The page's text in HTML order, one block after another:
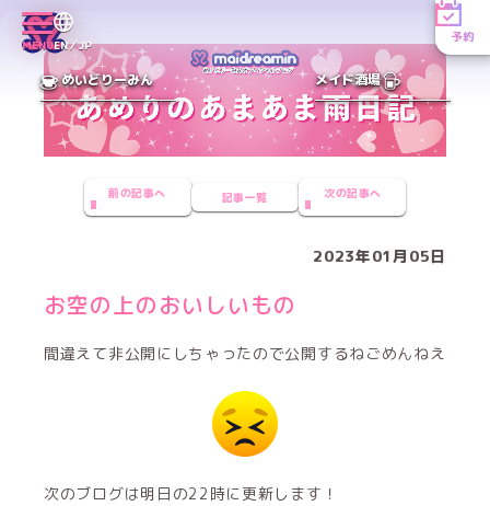
MENUEN／JP
予約
めいどりーみん メイド酒場
前の記事へ 記事一覧 次の記事へ
2023年01月05日
お空の上のおいしいもの
間違えて非公開にしちゃったので公開するねごめんねえ
次のブログは明日の22時に更新します！